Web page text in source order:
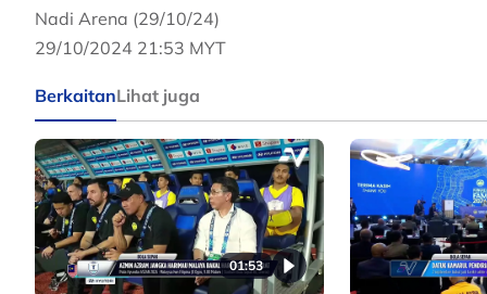
Nadi Arena (29/10/24)
29/10/2024 21:53 MYT
BerkaitanLihat juga
01:53